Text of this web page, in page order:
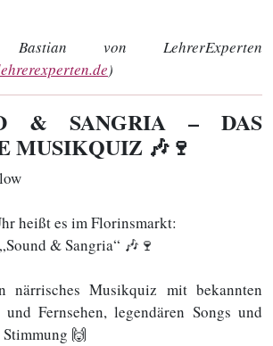
von LehrerExperten
)
& SANGRIA – DAS
MUSIKQUIZ 🎶🍷
heißt es im Florinsmarkt:
& Sangria“ 🎶🍷
närrisches Musikquiz mit bekannten
Fernsehen, legendären Songs und
🙌